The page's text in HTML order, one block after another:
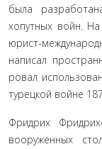
была
хопутных войн.
юрист-
написал
ровал
турецкой войне
Фридрих
вооруженных